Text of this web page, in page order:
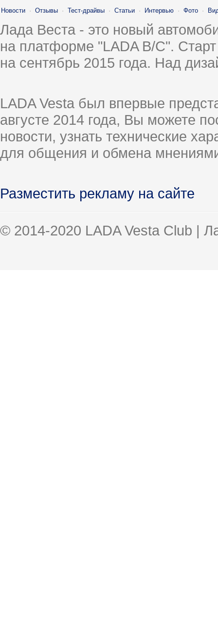
Новости · Отзывы · Тест-драйвы · Статьи · Интервью · Фото ·
Лада Веста - это новый
на платформе "LADA B/C".
на сентябрь 2015 года. Над
LADA Vesta был впервые
августе 2014 года, Вы можете
новости, узнать технические
для общения и обмена
Разместить рекламу на сайте
© 2014-2020 LADA Vesta Club |